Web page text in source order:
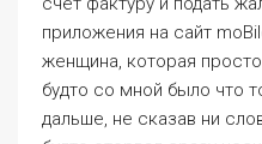
удовольствием. Оплата
садиком ухаживает
есть, горох, кабачки,
темы — общественный и
транспортные системы